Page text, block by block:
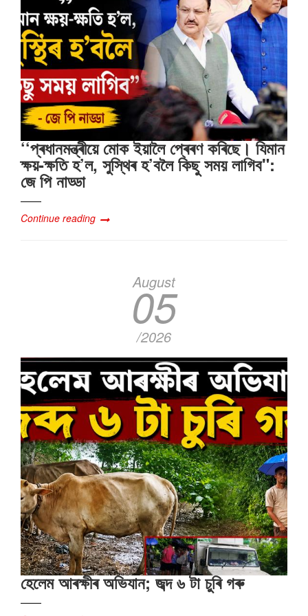
‘‘প্ৰধানমন্ত্ৰীয়ে মোক ইয়ালৈ প্ৰেৰণ কৰিছে। যিমান
ক্ষয়-ক্ষতি হ’ল, সুস্থিৰ হ’বলৈ কিছু সময় লাগিব":
জে পি নাড্ডা
Continue reading
August
05
/2026
হেলেম আৰক্ষীৰ অভিযান; জব্দ ৬ টা চুৰি গৰু